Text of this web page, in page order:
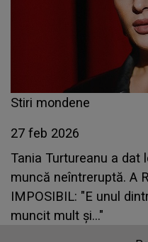
Stiri mondene
27 feb 2026
Tania Turtureanu a dat
muncă neîntreruptă. A
IMPOSIBIL: "E unul
muncit mult și..."